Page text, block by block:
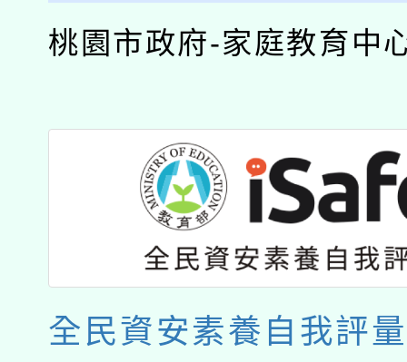
桃園市政府-家庭教育中
全民資安素養自我評量